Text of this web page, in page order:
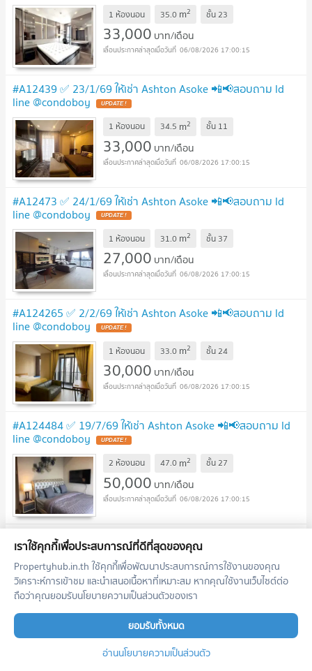
1 ห้องนอน 35.0 m2 ชั้น23
33,000 บาท/เดือน
06/08/2026 17:00:15
#A12439 ✅ 23/1/69 ให้เช่า Ashton Asoke 📲📢สอบถาม ld
line @condoboy UPDATE !
1 ห้องนอน 34.5 m2 ชั้น 11
33,000 บาท/เดือน
06/08/2026 17:00:15
#A12473 ✅ 24/1/69 ให้เช่า Ashton Asoke 📲📢สอบถาม ld
line @condoboy UPDATE !
1 ห้องนอน 31.0 m2 ชั้น 37
27,000 บาท/เดือน
06/08/2026 17:00:15
#A124265 ✅ 2/2/69 ให้เช่า Ashton Asoke 📲📢สอบถาม ld
line @condoboy UPDATE !
1 ห้องนอน 33.0 m2 ชั้น24
30,000 บาท/เดือน
06/08/2026 17:00:15
#A124484 ✅ 19/7/69 ให้เช่า Ashton Asoke 📲📢สอบถาม ld
line @condoboy UPDATE !
2 ห้องนอน 47.0 m2 ชั้น27
50,000 บาท/เดือน
06/08/2026 17:00:15
#A12476 ✅ 26/7/69 ให้เช่า Ashton Asoke 📲📢สอบถาม ld
line @condoboy UPDATE !
1 ห้องนอน m2 17
28,000บาท/เดือน
06/08/2026 17:00:15
#A124523 ✅ 16/2/69 ให้เช่า Ashton Asoke 📲📢สอบถาม ld
เราใช้คุกกี้เพื่อประสบการณ์ที่ดีที่สุดของคุณ
Propertyhub.in.th ใช้คุกกี้เพื่อพัฒนาประสบการณ์การใช้งานของคุณ
วิเคราะห์การเข้าชม และนำเสนอเนื้อหาที่เหมาะสม หากคุณใช้งานเว็บไซต์ต่อ
ถือว่าคุณยอมรับนโยบายความเป็นส่วนตัวของเรา
ยอมรับทั้งหมด
อ่านนโยบายความเป็นส่วนตัว